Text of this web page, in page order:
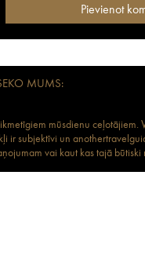
MUMS:
mūsdienu
ir subjektīvi un
vai kaut kas tajā